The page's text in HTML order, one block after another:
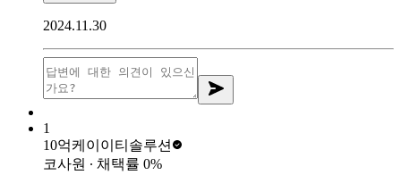
2024.11.30
1
10억케이이티솔루션
코사원 ∙ 채택률 0%